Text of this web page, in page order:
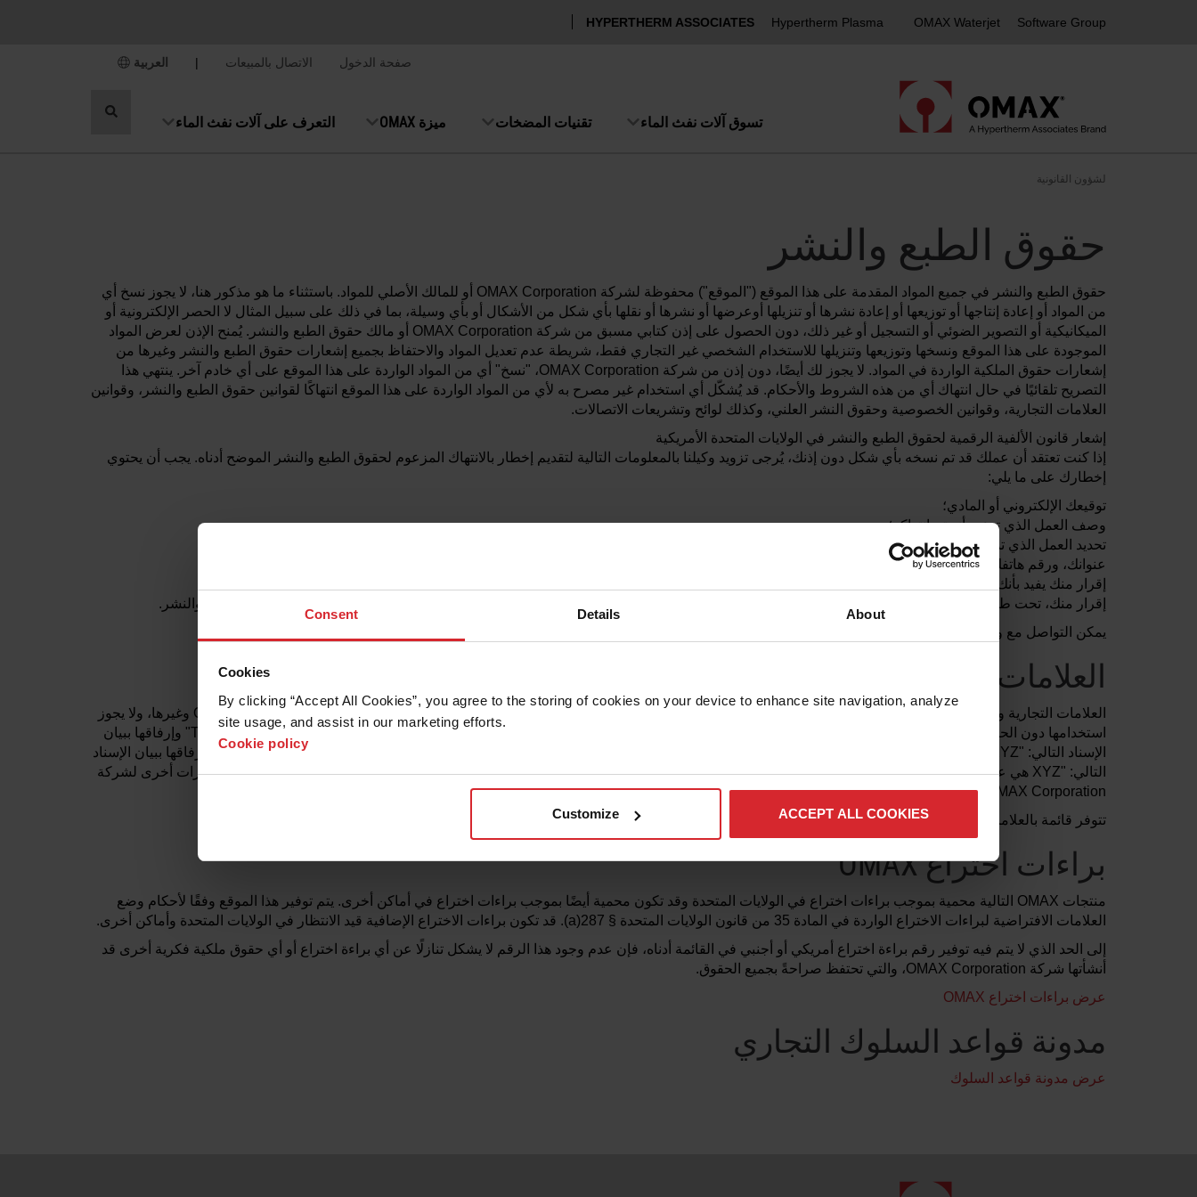
Consent Details About
Cookies
By clicking “Accept All Cookies”, you agree to the storing of cookies on your device to enhance site navigation, analyze
site usage, and assist in our marketing efforts.
Cookie policy
Customize ACCEPT ALL COOKIES
HYPERTHERM ASSOCIATES Hypertherm Plasma OMAX Waterjet Software Group
صفحة الدخول الاتصال بالمبيعات | العربية
تسوق آلات نفث الماء تقنيات المضخات ميزة OMAX التعرف على آلات نفث الماء
تبديل
لشؤون القانونية
حقوق الطبع والنشر
حقوق الطبع والنشر في جميع المواد المقدمة على هذا الموقع ("الموقع") محفوظة لشركة OMAX Corporation أو للمالك الأصلي للمواد. باستثناء ما هو مذكور هنا، لا يجوز نسخ أي
من المواد أو إعادة إنتاجها أو توزيعها أو إعادة نشرها أو تنزيلها أوعرضها أو نشرها أو نقلها بأي شكل من الأشكال أو بأي وسيلة، بما في ذلك على سبيل المثال لا الحصر الإلكترونية أو
الميكانيكية أو التصوير الضوئي أو التسجيل أو غير ذلك، دون الحصول على إذن كتابي مسبق من شركة OMAX Corporation أو مالك حقوق الطبع والنشر. يُمنح الإذن لعرض المواد
الموجودة على هذا الموقع ونسخها وتوزيعها وتنزيلها للاستخدام الشخصي غير التجاري فقط، شريطة عدم تعديل المواد والاحتفاظ بجميع إشعارات حقوق الطبع والنشر وغيرها من
إشعارات حقوق الملكية الواردة في المواد. لا يجوز لك أيضًا، دون إذن من شركة OMAX Corporation، "نسخ" أي من المواد الواردة على هذا الموقع على أي خادم آخر. ينتهي هذا
التصريح تلقائيًا في حال انتهاك أي من هذه الشروط والأحكام. قد يُشكّل أي استخدام غير مصرح به لأي من المواد الواردة على هذا الموقع انتهاكًا لقوانين حقوق الطبع والنشر، وقوانين
العلامات التجارية، وقوانين الخصوصية وحقوق النشر العلني، وكذلك لوائح وتشريعات الاتصالات.
إشعار قانون الألفية الرقمية لحقوق الطبع والنشر في الولايات المتحدة الأمريكية
إذا كنت تعتقد أن عملك قد تم نسخه بأي شكل دون إذنك، يُرجى تزويد وكيلنا بالمعلومات التالية لتقديم إخطار بالانتهاك المزعوم لحقوق الطبع والنشر الموضح أدناه. يجب أن يحتوي
إخطارك على ما يلي:
توقيعك الإلكتروني أو المادي؛
وصف العمل الذي تدعي أنه تم انتهاكه؛
تحديد العمل الذي تدّعي أنه ينتهك حقوق الطبع والنشر الخاصة بك، ووصف مكان وجوده على موقع OMAX Corporation؛
عنوانك، ورقم هاتفك، وعنوان بريدك الإلكتروني؛
إقرار منك يفيد بأنك تعتقد بحسن نية أن الاستخدام المنتهك غير مصرح به من قِبل صاحب حقوق الطبع والنشر أو وكيله أو بموجب القانون؛ و
إقرار منك، تحت طائلة الحنث باليمين، بأن المعلومات الواردة في إخطارك دقيقة وأنك مالك حقوق الطبع والنشر أو مفوض بالتصرف نيابة عن مالك حقوق الطبع والنشر.
يمكن التواصل مع وكيلنا لتلقي إخطار الانتهاك المزعوم لحقوق الطبع والنشر على العنوان التالي:°
العلامات التجارية
العلامات التجارية والشعارات ("العلامات التجارية") المستخدمة والمعروضة على هذا الموقع هي علامات تجارية مسجلة وغير مسجلة لشركة OMAX Corporation وغيرها، ولا يجوز
استخدامها دون الحصول على موافقة كتابية مسبقة من مالك العلامة التجارية. يجب تمييز العلامات التجارية غير المسجلة لشركة OMAX Corporation بالرمز "TM" وإرفاقها ببيان
الإسناد التالي: "XYZ هي علامة تجارية لشركة OMAX Corporation." يجب أن تكون العلامات التجارية المسجلة لشركة OMAX Corporation مميزة برمز "®" وإرفاقها ببيان الإسناد
التالي: "XYZ هي علامة تجارية مسجلة لشركة OMAX Corporation." يجب توجيه أي أسئلة تتعلق باستخدام هذه العلامات التجارية أو أي أسماء أو علامات أو شعارات أخرى لشركة
OMAX Corporation إلى
trademarks@OMAX.com
.
تتوفر قائمة بالعلامات التجارية لشركة OMAX Corporation عند الطلب على
trademarks@OMAX.com
براءات اختراع OMAX
منتجات OMAX التالية محمية بموجب براءات اختراع في الولايات المتحدة وقد تكون محمية أيضًا بموجب براءات اختراع في أماكن أخرى. يتم توفير هذا الموقع وفقًا لأحكام وضع
العلامات الافتراضية لبراءات الاختراع الواردة في المادة 35 من قانون الولايات المتحدة § 287(a). قد تكون براءات الاختراع الإضافية قيد الانتظار في الولايات المتحدة وأماكن أخرى.
إلى الحد الذي لا يتم فيه توفير رقم براءة اختراع أمريكي أو أجنبي في القائمة أدناه، فإن عدم وجود هذا الرقم لا يشكل تنازلًا عن أي براءة اختراع أو أي حقوق ملكية فكرية أخرى قد
أنشأتها شركة OMAX Corporation، والتي تحتفظ صراحةً بجميع الحقوق.
عرض براءات اختراع OMAX
مدونة قواعد السلوك التجاري
عرض مدونة قواعد السلوك